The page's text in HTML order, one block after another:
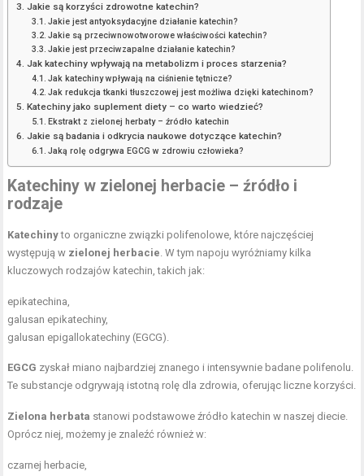
Jakie są korzyści zdrowotne katechin?
Jakie jest antyoksydacyjne działanie katechin?
Jakie są przeciwnowotworowe właściwości katechin?
Jakie jest przeciwzapalne działanie katechin?
Jak katechiny wpływają na metabolizm i proces starzenia?
Jak katechiny wpływają na ciśnienie tętnicze?
Jak redukcja tkanki tłuszczowej jest możliwa dzięki katechinom?
Katechiny jako suplement diety – co warto wiedzieć?
Ekstrakt z zielonej herbaty – źródło katechin
Jakie są badania i odkrycia naukowe dotyczące katechin?
Jaką rolę odgrywa EGCG w zdrowiu człowieka?
Katechiny w zielonej herbacie – źródło i
rodzaje
Katechinyto organiczne związki polifenolowe, które najczęściej
występują w zielonej herbacie. W tym napoju wyróżniamy kilka
kluczowych rodzajów katechin, takich jak:
epikatechina,
galusan epikatechiny,
galusan epigallokatechiny (EGCG).
EGCG zyskał miano najbardziej znanego i intensywnie badane polifenolu.
Te substancje odgrywają istotną rolę dla zdrowia, oferując liczne korzyści.
Zielona herbata stanowi podstawowe źródło katechin w naszej diecie.
Oprócz niej, możemy je znaleźć również w:
czarnej herbacie,